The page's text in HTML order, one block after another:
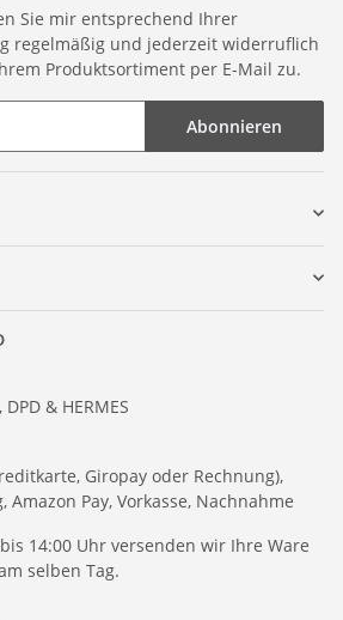
Sie mir entsprechend Ihrer
regelmäßig und jederzeit widerruflich
Produktsortiment per E-Mail zu.
Abonnieren
DPD & HERMES
Giropay oder Rechnung),
Amazon Pay, Vorkasse, Nachnahme
14:00 Uhr versenden wir Ihre Ware
selben Tag.